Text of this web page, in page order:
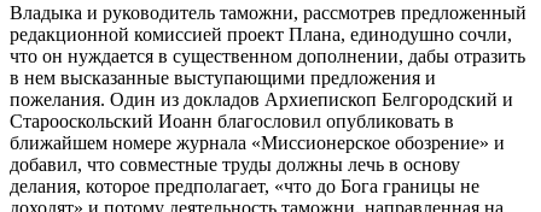
Владыка и руководитель таможни, рассмотрев предложенный
редакционной комиссией проект Плана, единодушно сочли,
что он нуждается в существенном дополнении, дабы отразить
в нем высказанные выступающими предложения и
пожелания. Один из докладов Архиепископ Белгородский и
Старооскольский Иоанн благословил опубликовать в
ближайшем номере журнала «Миссионерское обозрение» и
добавил, что совместные труды должны лечь в основу
делания, которое предполагает, «что до Бога границы не
доходят» и потому деятельность таможни, направленная на